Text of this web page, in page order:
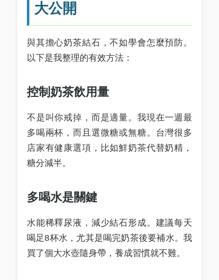
大公開
與其擔心奶茶結石，不如學會怎麼預防。
以下是我整理的有效方法：
控制奶茶飲用量
不是叫你戒掉，而是適量。我現在一週最
多喝兩杯，而且選微糖或無糖。台灣很多
店家有健康選項，比如鮮奶茶代替奶精，
糖分減半。
多喝水是關鍵
水能稀釋尿液，減少結石形成。建議每天
喝足8杯水，尤其是喝完奶茶後要補水。我
買了個大水壺隨身帶，養成習慣就不難。